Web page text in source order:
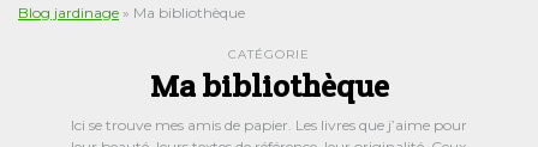
Blog jardinage » Ma bibliothèque
CATÉGORIE
Ma bibliothèque
Ici se trouve mes amis de papier. Les livres que j’aime pour